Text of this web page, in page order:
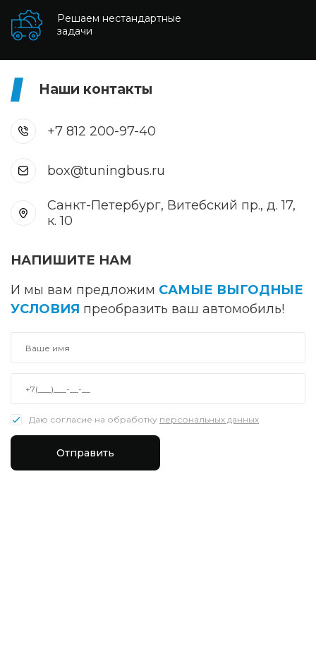
Решаем нестандартные
задачи
Наши контакты
+7 812 200-97-40
box@tuningbus.ru
Санкт-Петербург, Витебский пр., д. 17,
к. 10
НАПИШИТЕ НАМ
И мы вам предложим САМЫЕ ВЫГОДНЫЕ
УСЛОВИЯ преобразить ваш автомобиль!
Даю согласие на обработку персональных данных
Отправить